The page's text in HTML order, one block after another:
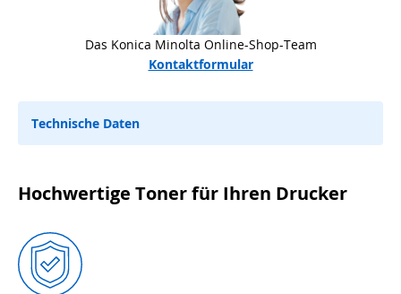
Das Konica Minolta Online-Shop-Team
Kontaktformular
Technische Daten
Hochwertige Toner für Ihren Drucker